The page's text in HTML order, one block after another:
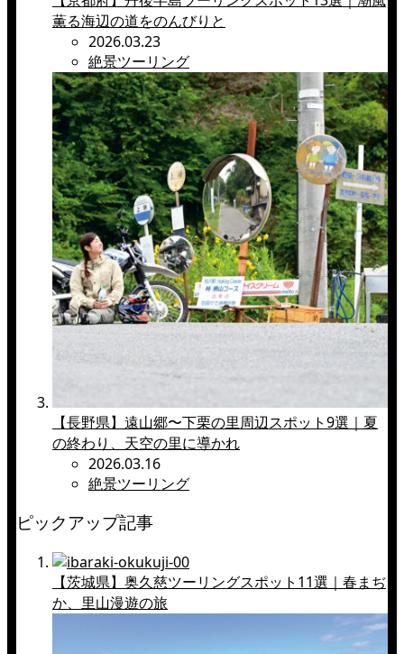
薫る海辺の道をのんびりと
2026.03.23
絶景ツーリング
【長野県】遠山郷〜下栗の里周辺スポット9選｜夏
の終わり、天空の里に導かれ
2026.03.16
絶景ツーリング
ピックアップ記事
【茨城県】奥久慈ツーリングスポット11選｜春まぢ
か、里山漫遊の旅